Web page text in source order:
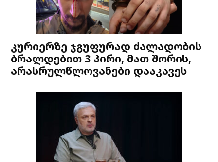
კურიერზე ჯგუფურად ძალადობის
ბრალდებით 3 პირი, მათ შორის,
არასრულწლოვანები დააკავეს